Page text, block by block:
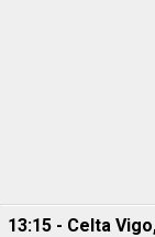
13:15 - Celta